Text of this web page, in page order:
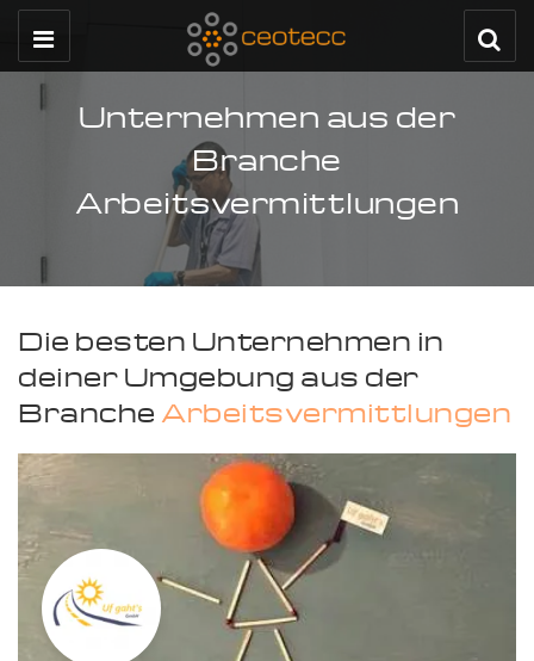
Unternehmen aus der
Branche
Arbeitsvermittlungen
Die besten Unternehmen in
deiner Umgebung aus der
Branche Arbeitsvermittlungen